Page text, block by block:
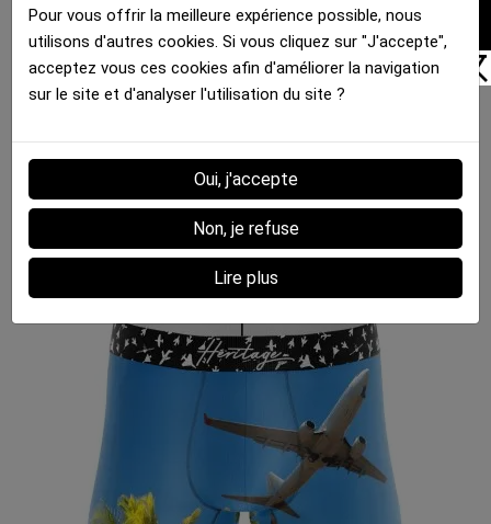
Boxer Homme HERITAGE
PILULE BLEUE Bleu Noir Microfibre
35,00 €
Pour vous offrir la meilleure expérience possible, nous
utilisons d'autres cookies. Si vous cliquez sur "J'accepte",
acceptez vous ces cookies afin d'améliorer la navigation
sur le site et d'analyser l'utilisation du site ?
Oui, j'accepte
Non, je refuse
Lire plus